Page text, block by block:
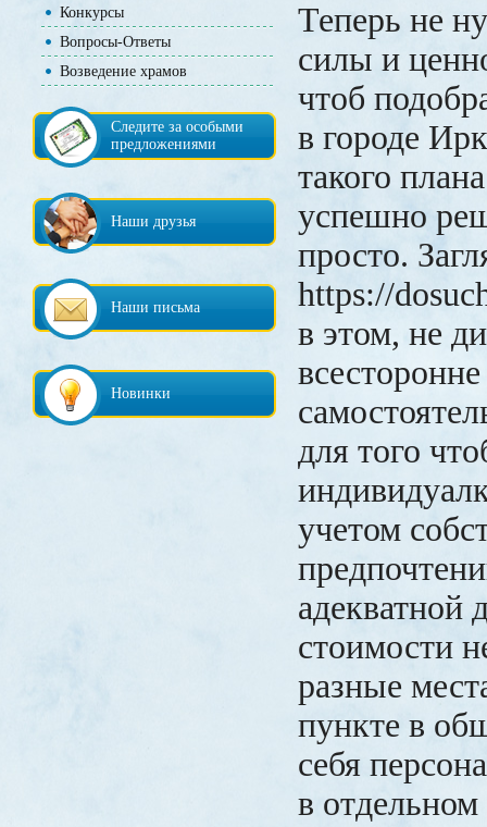
Конкурсы
Вопросы-Ответы
Возведение храмов
Следите за особыми
предложениями
Наши друзья
Наши письма
Новинки
Теперь не
силы и
чтоб
в городе
такого
успешно
просто.
https://
в этом, не
для того
учетом
адекватной
стоимости
разные
пункте в
себя
в